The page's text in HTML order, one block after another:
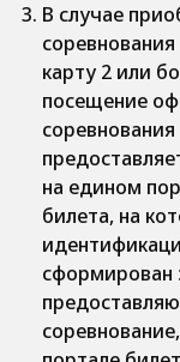
В случае
карту 2 или
посещение
на едином
билета, на
сформирован